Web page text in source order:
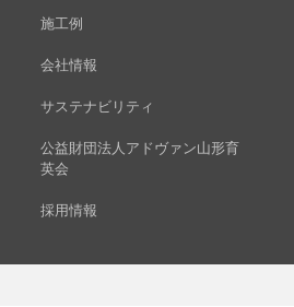
施工例
会社情報
サステナビリティ
公益財団法人アドヴァン山形育
英会
採用情報